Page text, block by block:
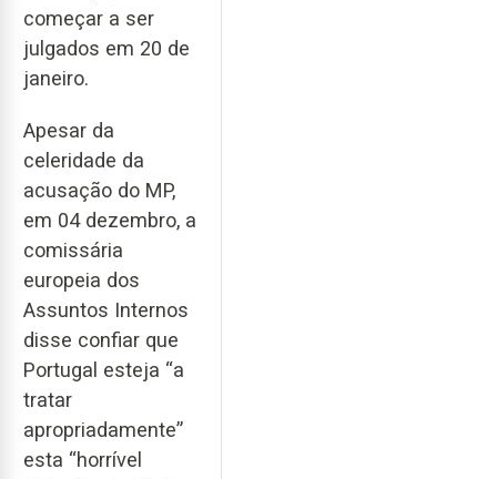
começar a ser
julgados em 20 de
janeiro.
Apesar da
celeridade da
acusação do MP,
em 04 dezembro, a
comissária
europeia dos
Assuntos Internos
disse confiar que
Portugal esteja “a
tratar
apropriadamente”
esta “horrível